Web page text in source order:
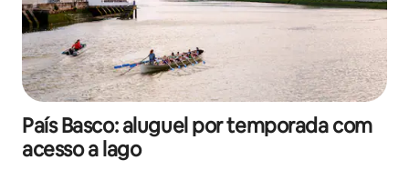
País Basco: aluguel por temporada com
acesso a lago